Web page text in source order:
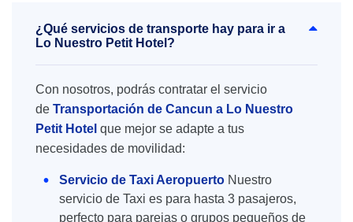
¿Qué servicios de transporte hay para ir a
Lo Nuestro Petit Hotel?
Con nosotros, podrás contratar el servicio
de Transportación de Cancun a Lo Nuestro
Petit Hotel que mejor se adapte a tus
necesidades de movilidad:
Servicio de Taxi Aeropuerto Nuestro
servicio de Taxi es para hasta 3 pasajeros,
perfecto para parejas o grupos pequeños de